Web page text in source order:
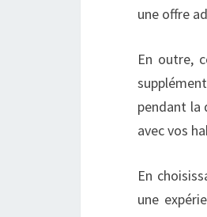
une offre
En outre,
pendant la
avec vos
En
une